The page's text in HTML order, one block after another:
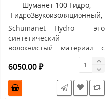
Шуманет-100 Гидро,
ГидроЗвукоизоляционный,
рулон 10х1м, толщина 5мм
Schumanet Hydro - это
синтетический
волокнистый материал с
битумным покрытием,
который эффективно ре..
6050.00 ₽